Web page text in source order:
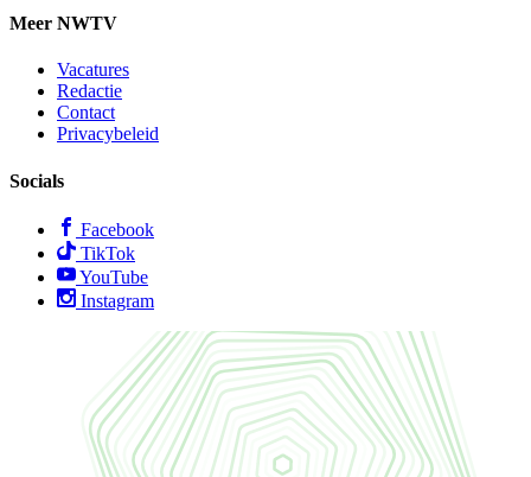
Meer NWTV
Vacatures
Redactie
Contact
Privacybeleid
Socials
Facebook
TikTok
YouTube
Instagram